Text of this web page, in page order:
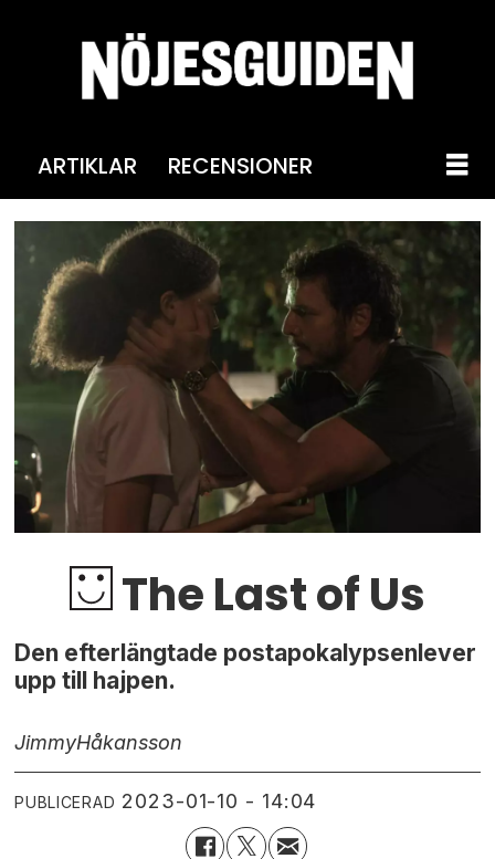
ARTIKLAR RECENSIONER
The Last of Us
Den efterlängtade postapokalypsenlever
upp till hajpen.
JimmyHåkansson
PUBLICERAD 2023-01-10 - 14:04